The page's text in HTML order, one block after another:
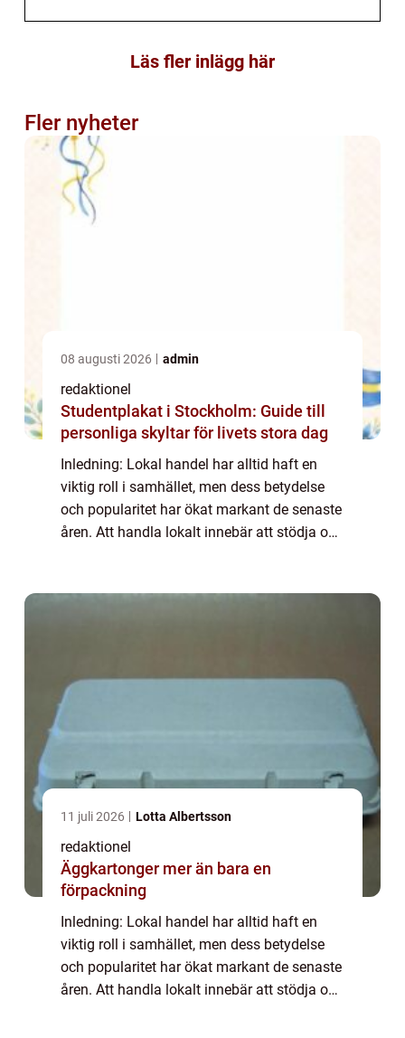
Läs fler inlägg här
Fler nyheter
08 augusti 2026 admin
redaktionel
Studentplakat i Stockholm: Guide till
personliga skyltar för livets stora dag
Inledning: Lokal handel har alltid haft en
viktig roll i samhället, men dess betydelse
och popularitet har ökat markant de senaste
åren. Att handla lokalt innebär att stödja och
11 juli 2026 Lotta Albertsson
redaktionel
Äggkartonger mer än bara en
förpackning
Inledning: Lokal handel har alltid haft en
viktig roll i samhället, men dess betydelse
och popularitet har ökat markant de senaste
åren. Att handla lokalt innebär att stödja och